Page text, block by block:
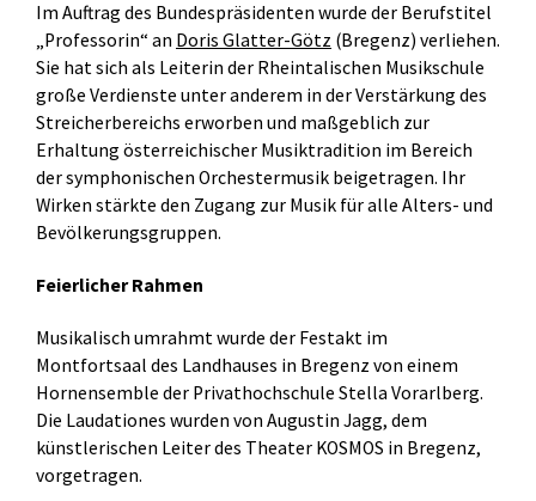
Im Auftrag des Bundespräsidenten wurde der Berufstitel
„Professorin“ an Doris Glatter-Götz (Bregenz) verliehen.
Sie hat sich als Leiterin der Rheintalischen Musikschule
große Verdienste unter anderem in der Verstärkung des
Streicherbereichs erworben und maßgeblich zur
Erhaltung österreichischer Musiktradition im Bereich
der symphonischen Orchestermusik beigetragen. Ihr
Wirken stärkte den Zugang zur Musik für alle Alters- und
Bevölkerungsgruppen.
Feierlicher Rahmen
Musikalisch umrahmt wurde der Festakt im
Montfortsaal des Landhauses in Bregenz von einem
Hornensemble der Privathochschule Stella Vorarlberg.
Die Laudationes wurden von Augustin Jagg, dem
künstlerischen Leiter des Theater KOSMOS in Bregenz,
vorgetragen.